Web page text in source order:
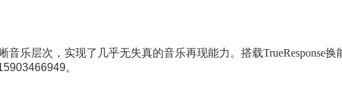
音乐层次，实现了几乎无失真的音乐再现能力。 搭载TrueResponse
。